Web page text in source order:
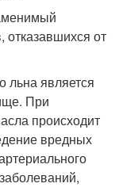
отказавшихся от
льна является
При
происходит
вредных